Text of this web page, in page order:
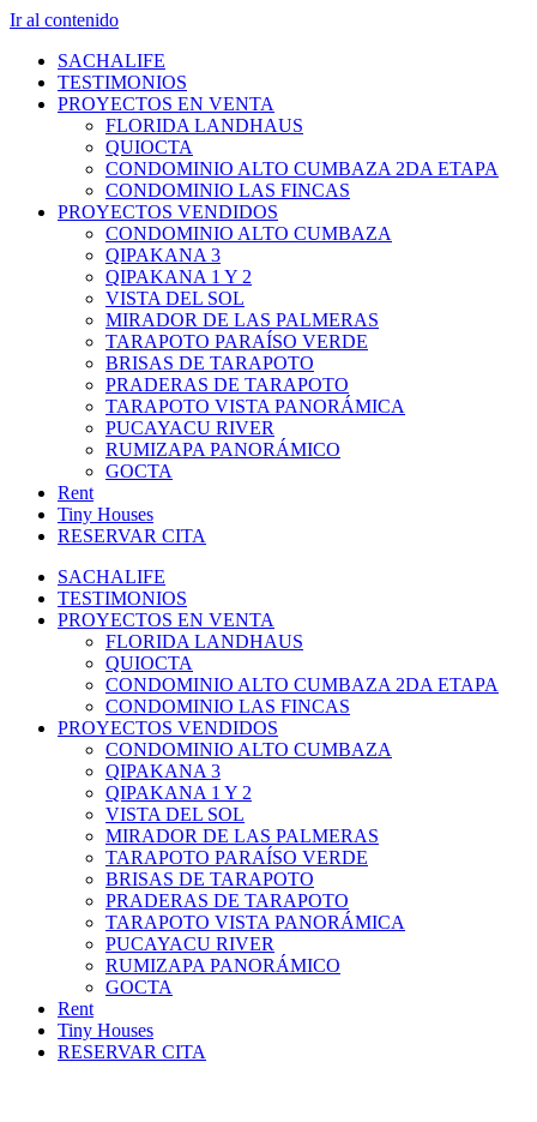
Ir al contenido
SACHALIFE
TESTIMONIOS
PROYECTOS EN VENTA
FLORIDA LANDHAUS
QUIOCTA
CONDOMINIO ALTO CUMBAZA 2DA ETAPA
CONDOMINIO LAS FINCAS
PROYECTOS VENDIDOS
CONDOMINIO ALTO CUMBAZA
QIPAKANA 3
QIPAKANA 1 Y 2
VISTA DEL SOL
MIRADOR DE LAS PALMERAS
TARAPOTO PARAÍSO VERDE
BRISAS DE TARAPOTO
PRADERAS DE TARAPOTO
TARAPOTO VISTA PANORÁMICA
PUCAYACU RIVER
RUMIZAPA PANORÁMICO
GOCTA
Rent
Tiny Houses
RESERVAR CITA
SACHALIFE
TESTIMONIOS
PROYECTOS EN VENTA
FLORIDA LANDHAUS
QUIOCTA
CONDOMINIO ALTO CUMBAZA 2DA ETAPA
CONDOMINIO LAS FINCAS
PROYECTOS VENDIDOS
CONDOMINIO ALTO CUMBAZA
QIPAKANA 3
QIPAKANA 1 Y 2
VISTA DEL SOL
MIRADOR DE LAS PALMERAS
TARAPOTO PARAÍSO VERDE
BRISAS DE TARAPOTO
PRADERAS DE TARAPOTO
TARAPOTO VISTA PANORÁMICA
PUCAYACU RIVER
RUMIZAPA PANORÁMICO
GOCTA
Rent
Tiny Houses
RESERVAR CITA